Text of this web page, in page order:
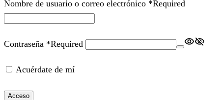
Nombre de usuario o correo electrónico *Required
Contraseña *Required
Acuérdate de mí
Acceso